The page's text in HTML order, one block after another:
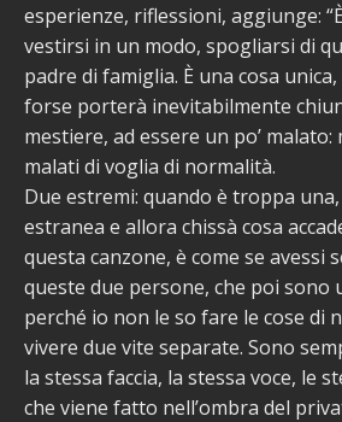
esperienze, riflessioni, aggiunge:
vestirsi in un modo, spogliarsi di
padre di famiglia. È una cosa
forse porterà inevitabilmente
mestiere, ad essere un po’
malati di voglia di normalità.
Due estremi: quando è troppa una,
estranea e allora chissà cosa
questa canzone, è come se avessi
queste due persone, che poi sono
perché io non le so fare le cose di
vivere due vite separate. Sono
la stessa faccia, la stessa voce, le
che viene fatto nell’ombra del